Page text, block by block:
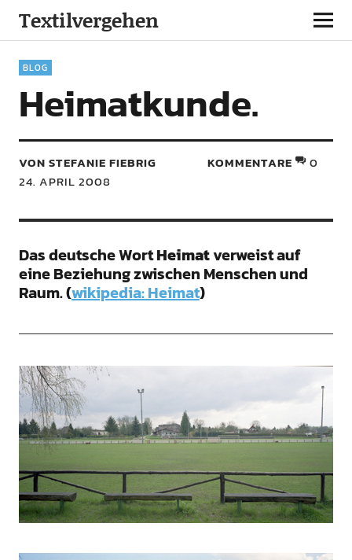
Textilvergehen
BLOG
Heimatkunde.
VON STEFANIE FIEBRIG
24. APRIL 2008
KOMMENTARE 0
Das deutsche WortHeimatverweist auf
eine Beziehung zwischen Menschen und
Raum. (wikipedia: Heimat)